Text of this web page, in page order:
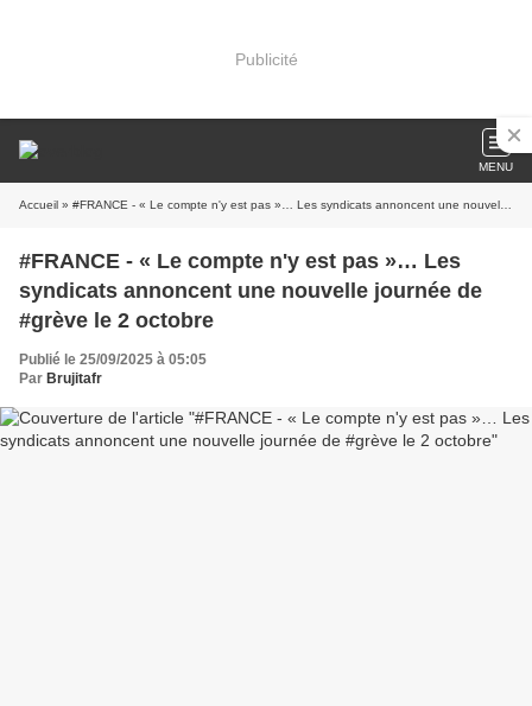
Publicité
MENU
Accueil » #FRANCE - « Le compte n'y est pas »… Les syndicats annoncent une nouvelle journée de #grève le 2 octobre
#FRANCE - « Le compte n'y est pas »… Les
syndicats annoncent une nouvelle journée de
#grève le 2 octobre
Publié le 25/09/2025 à 05:05
Par Brujitafr